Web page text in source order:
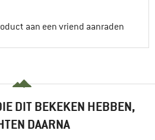
aan een vriend aanraden
DIT BEKEKEN HEBBEN,
DAARNA